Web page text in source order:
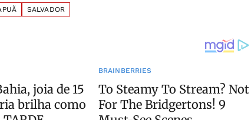
SALVADOR